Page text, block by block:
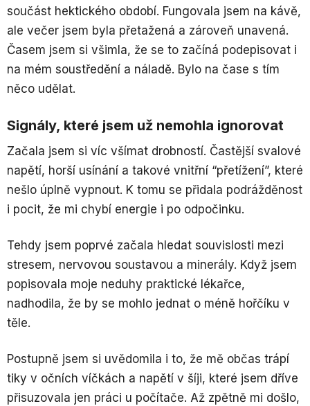
součást hektického období. Fungovala jsem na kávě,
ale večer jsem byla přetažená a zároveň unavená.
Časem jsem si všimla, že se to začíná podepisovat i
na mém soustředění a náladě. Bylo na čase s tím
něco udělat.
Signály, které jsem už nemohla ignorovat
Začala jsem si víc všímat drobností. Častější svalové
napětí, horší usínání a takové vnitřní “přetížení”, které
nešlo úplně vypnout. K tomu se přidala podrážděnost
i pocit, že mi chybí energie i po odpočinku.
Tehdy jsem poprvé začala hledat souvislosti mezi
stresem, nervovou soustavou a minerály. Když jsem
popisovala moje neduhy praktické lékařce,
nadhodila, že by se mohlo jednat o méně hořčíku v
těle.
Postupně jsem si uvědomila i to, že mě občas trápí
tiky v očních víčkách a napětí v šíji, které jsem dříve
přisuzovala jen práci u počítače. Až zpětně mi došlo,